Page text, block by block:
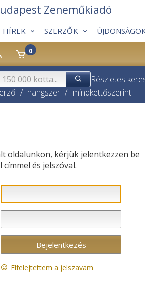
0
HÍREK SZERZŐK
Zeneműkiadó
Részletes
/ hangszer / mindkettőszerint
oldalunkon, kérjük jelentkezzen be
és jelszóval.
Elfelejtettem a jelszavam